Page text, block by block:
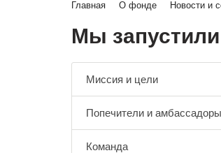
Главная О фонде Новости и
Мы
Миссия и цели
Попечители и амбассадоры
Команда